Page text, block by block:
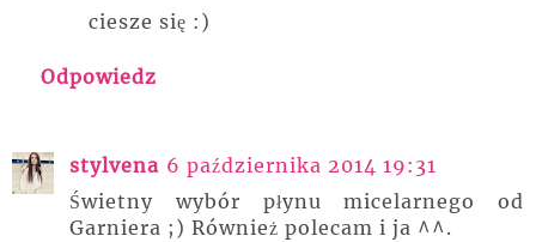
ciesze się :)
Odpowiedz
stylvena 6 października 2014 19:31
Świetny wybór płynu micelarnego od
Garniera ;) Również polecam i ja ^^.